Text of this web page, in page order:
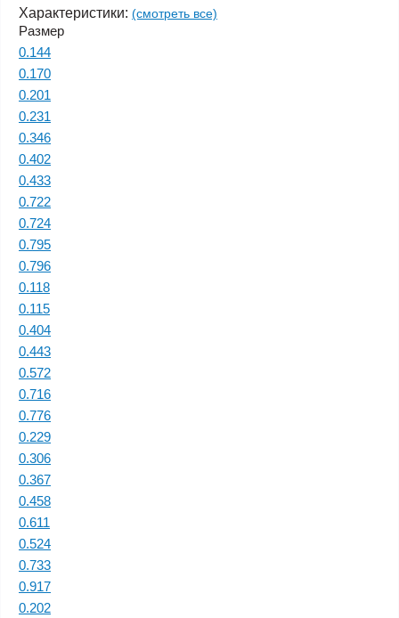
Характеристики: (смотреть все)
Размер
0.144
0.170
0.201
0.231
0.346
0.402
0.433
0.722
0.724
0.795
0.796
0.118
0.115
0.404
0.443
0.572
0.716
0.776
0.229
0.306
0.367
0.458
0.611
0.524
0.733
0.917
0.202